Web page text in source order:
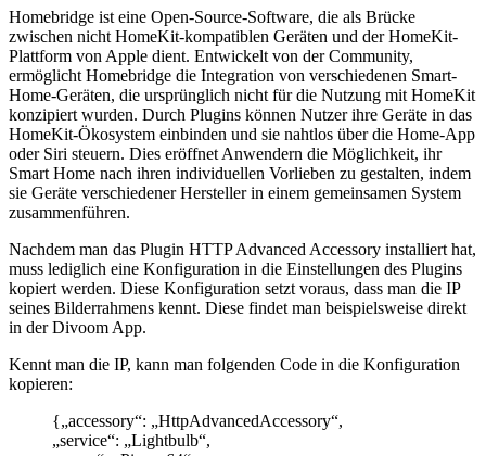
Homebridge ist eine Open-Source-Software, die als Brücke
zwischen nicht HomeKit-kompatiblen Geräten und der HomeKit-
Plattform von Apple dient. Entwickelt von der Community,
ermöglicht Homebridge die Integration von verschiedenen Smart-
Home-Geräten, die ursprünglich nicht für die Nutzung mit HomeKit
konzipiert wurden. Durch Plugins können Nutzer ihre Geräte in das
HomeKit-Ökosystem einbinden und sie nahtlos über die Home-App
oder Siri steuern. Dies eröffnet Anwendern die Möglichkeit, ihr
Smart Home nach ihren individuellen Vorlieben zu gestalten, indem
sie Geräte verschiedener Hersteller in einem gemeinsamen System
zusammenführen.
Nachdem man das Plugin HTTP Advanced Accessory installiert hat,
muss lediglich eine Konfiguration in die Einstellungen des Plugins
kopiert werden. Diese Konfiguration setzt voraus, dass man die IP
seines Bilderrahmens kennt. Diese findet man beispielsweise direkt
in der Divoom App.
Kennt man die IP, kann man folgenden Code in die Konfiguration
kopieren:
{„accessory“: „HttpAdvancedAccessory“,
„service“: „Lightbulb“,